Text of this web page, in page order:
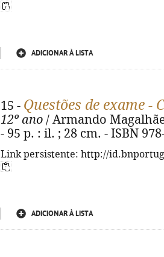
ADICIONAR À LISTA
15 - Questões de exame -
12º ano / Armando
- 95 p. : il. ; 28 cm. - ISBN
Link persistente: http://
ADICIONAR À LISTA